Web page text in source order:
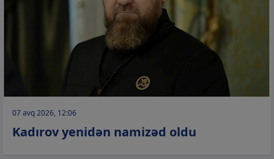
07 avq 2026, 12:06
Kadırov yenidən namizəd oldu